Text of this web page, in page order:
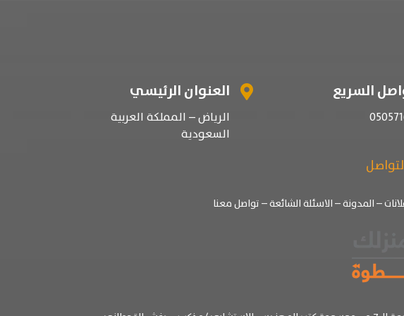

العنوان الرئيسي
الرياض – المملكة العربية
السعودية
السريع
–المدونة– الاسئلة الشائعة– تواصل معنا